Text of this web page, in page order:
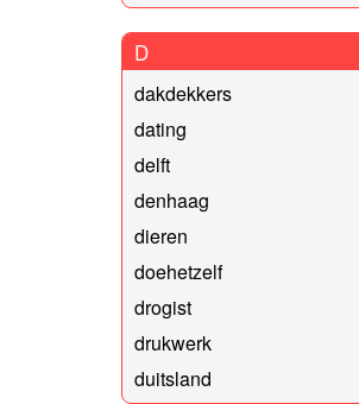
D
dakdekkers
dating
delft
denhaag
dieren
doehetzelf
drogist
drukwerk
duitsland